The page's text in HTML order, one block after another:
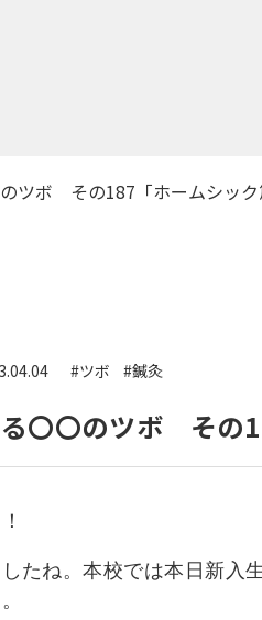
募集学科・学費
就職サポート
ツボ その187「ホームシック
#ツボ #鍼灸
〇〇のツボ その
たね。本校では本日新入